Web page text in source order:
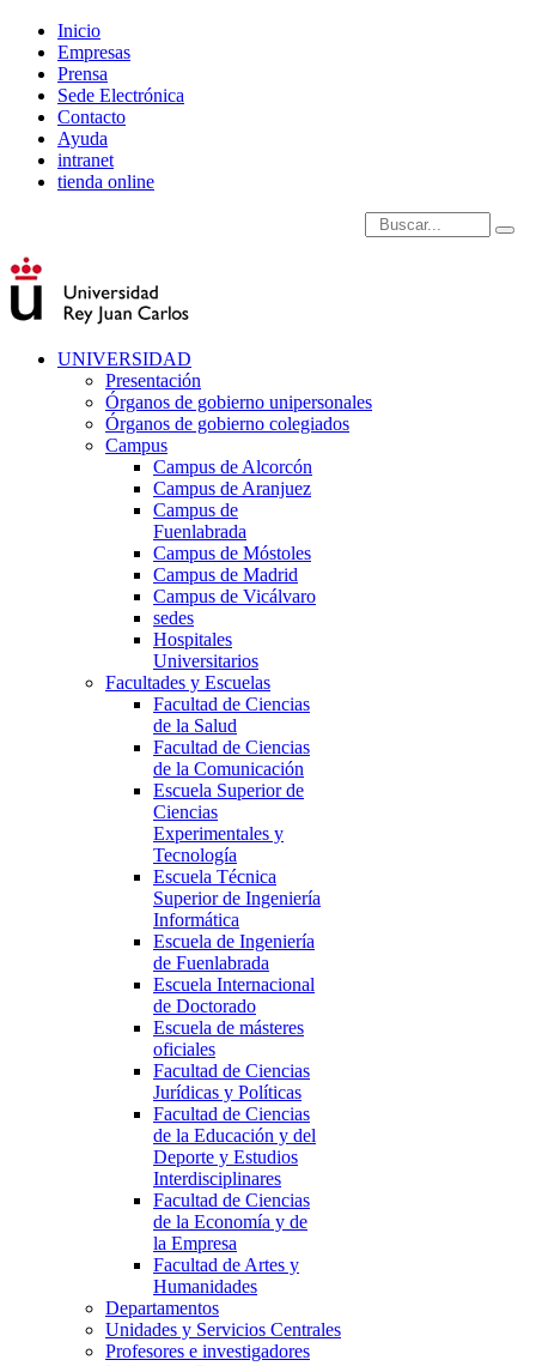
Inicio
Empresas
Prensa
Sede Electrónica
Contacto
Ayuda
intranet
tienda online
Introduce términos de
UNIVERSIDAD
Presentación
Órganos de gobierno unipersonales
Órganos de gobierno colegiados
Campus
Campus de Alcorcón
Campus de Aranjuez
Campus de
Fuenlabrada
Campus de Móstoles
Campus de Madrid
Campus de Vicálvaro
sedes
Hospitales
Universitarios
Facultades y Escuelas
Facultad de Ciencias
de la Salud
Facultad de Ciencias
de la Comunicación
Escuela Superior de
Ciencias
Experimentales y
Tecnología
Escuela Técnica
Superior de Ingeniería
Informática
Escuela de Ingeniería
de Fuenlabrada
Escuela Internacional
de Doctorado
Escuela de másteres
oficiales
Facultad de Ciencias
Jurídicas y Políticas
Facultad de Ciencias
de la Educación y del
Deporte y Estudios
Interdisciplinares
Facultad de Ciencias
de la Economía y de
la Empresa
Facultad de Artes y
Humanidades
Departamentos
Unidades y Servicios Centrales
Profesores e investigadores